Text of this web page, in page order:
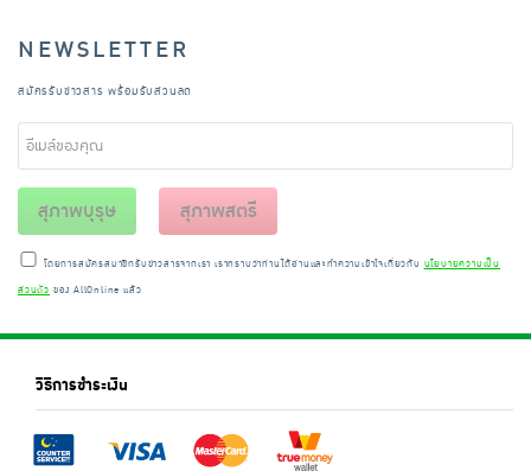
NEWSLETTER
สมัครรับข่าวสาร พร้อมรับส่วนลด
สุภาพบุรุษ สุภาพสตรี
โดยการสมัครสมาชิกรับข่าวสารจากเรา เราทราบว่าท่านได้อ่านและทำความเข้าใจเกี่ยวกับ นโยบายความเป็น
ส่วนตัว ของ AllOnline แล้ว
วิธีการชำระเงิน